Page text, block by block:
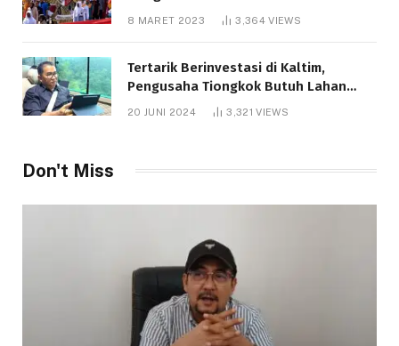
8 MARET 2023 3,364VIEWS
Tertarik Berinvestasi di Kaltim,
Pengusaha Tiongkok Butuh Lahan
1.000 Hektare
20 JUNI 2024 3,321VIEWS
Don't Miss